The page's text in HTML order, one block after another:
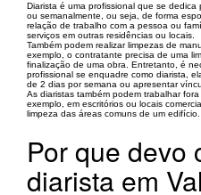
Diarista é uma profissional que se dedica
ou semanalmente, ou seja, de forma
relação de trabalho com a pessoa ou
serviços em outras residências ou locais.
Também podem realizar limpezas de
exemplo, o contratante precisa de uma
finalização de uma obra. Entretanto, é
profissional se enquadre como diarista,
de 2 dias por semana ou apresentar
As diaristas também podem trabalhar
exemplo, em escritórios ou locais
limpeza das áreas comuns de um edifício.
Por que devo
diarista em